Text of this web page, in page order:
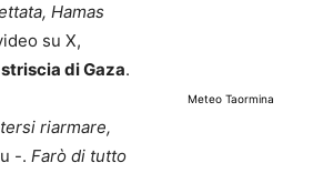
Hamas
su X,
di Gaza.
riarmare,
-. Farò di tutto
Meteo Taormina